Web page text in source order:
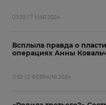
07:30 / 7 МАЯ 2024
Всплыла правда о
операциях Анны
11:52 / 2 ФЕВРАЛЯ 2024